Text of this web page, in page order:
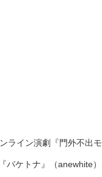
ライン演劇『門外不出
ケトナ』（anewhite）